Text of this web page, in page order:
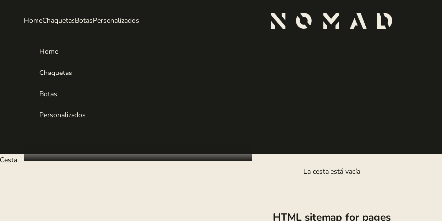
Delirio
HomeChaquetasBotasPersonalizados
Home
Chaquetas
Botas
Personalizados
Cesta
La cesta está vacía
HTML sitemap for pages